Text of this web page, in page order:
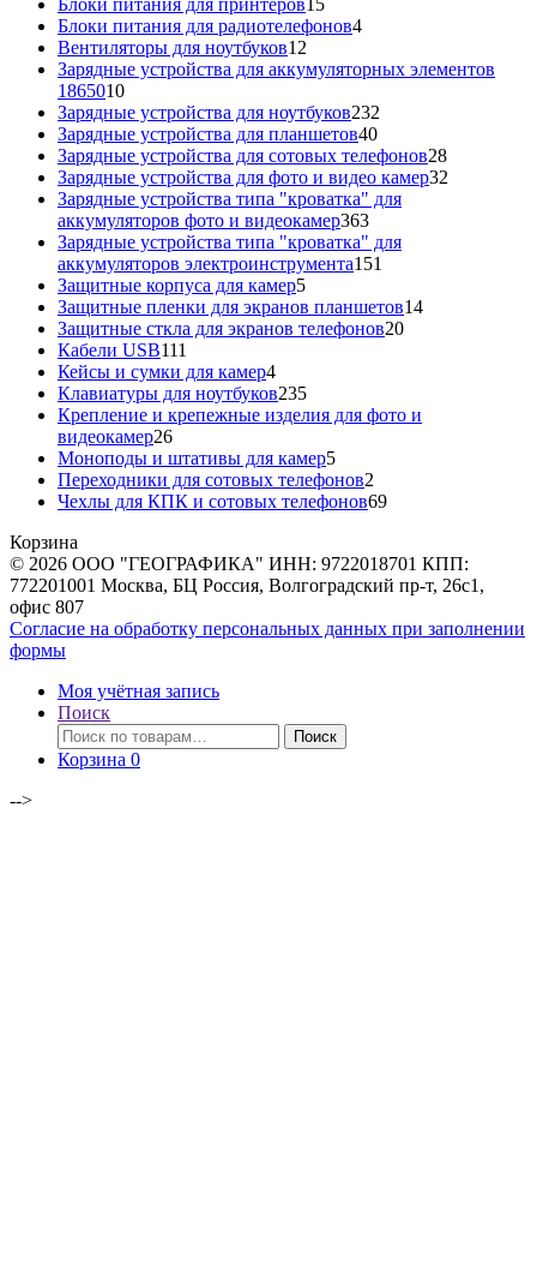
товаров
Блоки питания для радиотелефонов44
Вентиляторы для ноутбуков12
товаров
Зарядные устройства для аккумуляторных элементов
186501010
товаров
Зарядные устройства для ноутбуков232
Зарядные устройства для планшетов4040
товаров
Зарядные устройства для сотовых телефонов2828
товаров
Зарядные устройства для фото и видео камер32
Зарядные устройства типа "кроватка" для
аккумуляторов фото и видеокамер363363
товара
Зарядные устройства типа "кроватка" для
аккумуляторов электроинструмента151
Защитные корпуса для камер55
товаров
Защитные пленки для экранов планшетов1414
Защитные сткла для экранов телефонов2020
Кабели USB111
товаров
Кейсы и сумки для камер44
товара
Клавиатуры для ноутбуков235235
товаров
Крепление и крепежные изделия для фото и
видеокамер2626
товаров
Моноподы и штативы для камер55
товаров
Переходники для сотовых телефонов2
товара
Чехлы для КПК и сотовых телефонов6969
Корзина
© 2026 ООО "ГЕОГРАФИКА" ИНН: 9722018701 КПП:
772201001 Москва, БЦ Россия, Волгоградский пр-т, 26с1,
офис 807
Согласие на обработку персональных данных при заполнении
формы
Моя учётная запись
Поиск
Искать:
Поиск
Корзина 0
-->